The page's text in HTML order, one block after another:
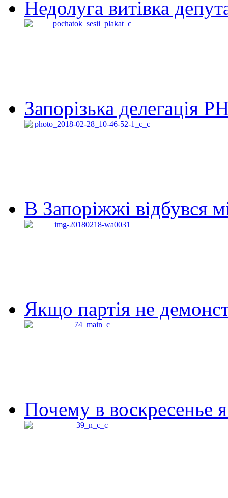
Недолуга витівка
Запорізька делегація
В Запоріжжі відбувся
Якщо партія не
Почему в воскресенье